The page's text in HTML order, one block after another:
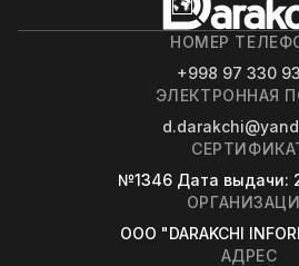
НОМЕР
+998 97 330
ЭЛЕКТРОННАЯ
№1346 Дата выдачи:
OOO "DARAKCHI
АДРЕС